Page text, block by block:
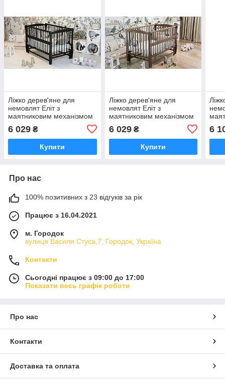
Ліжко дерев'яне для
немовлят Еліт з
маятниковим механізмом
відкидною боковиною без
шухляди бук біле 120х60
6 029 ₴
Купити
Ліжко дерев'яне для
немовлят Еліт з
маятниковим механізмом
відкидною боковиною без
шухляди бук біле 120х60
6 029₴
Купити
6
Про нас
100% позитивних з 23 відгуків за рік
Працює з 16.04.2021
м. Городок
вулиця Василя Стуса,7, Городок, Україна
Контакти
Сьогодні працює з 09:00 до 17:00
Показати весь графік роботи
Про нас
Контакти
Доставка та оплата